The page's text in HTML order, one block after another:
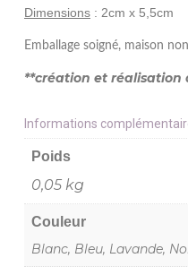
Dimensions : 2cm x 5,5cm
Emballage soigné, maison
**création et réalisation
Informations
Poids
0,05 kg
Couleur
Blanc, Bleu, Lavande,